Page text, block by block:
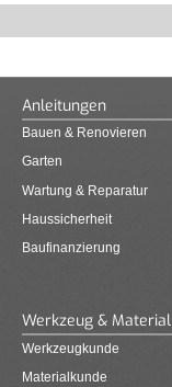
Anleitungen
Bauen & Renovieren
Garten
Wartung & Reparatur
Haussicherheit
Baufinanzierung
Werkzeug & Material
Werkzeugkunde
Materialkunde